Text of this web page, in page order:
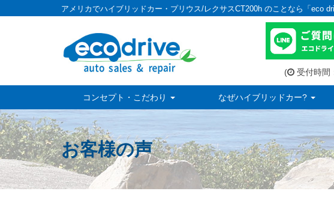
アメリカでハイブリッドカー・プリウス/レクサスCT200h のことなら「eco
( 受付時間
コンセプト・こだわり なぜハイブリッドカー?
お客様の声